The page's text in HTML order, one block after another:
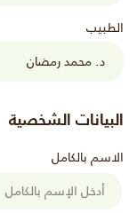
الطبيب
البيانات الشخصية
الاسم بالكامل